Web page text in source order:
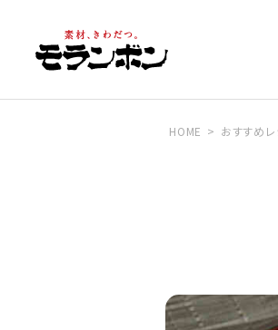
HOME おすすめ